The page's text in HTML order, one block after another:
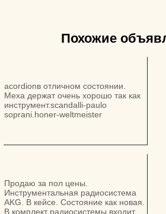
Похожие
acordionв отличном состоянии.
Меха держат очень хорошо так как
инструмент.scandalli-paulo
soprani.honer-weltmeister
Продаю за пол цены.
Инструментальная радиосистема
AKG. В кейсе. Состояние как новая.
В комплект радиосистемы входит